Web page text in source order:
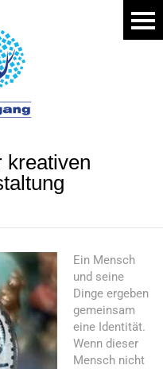
kreativen
Ein Mensch
und seine
Dinge ergeben
gemeinsam
eine Identität.
Wenn dieser
Mensch nicht